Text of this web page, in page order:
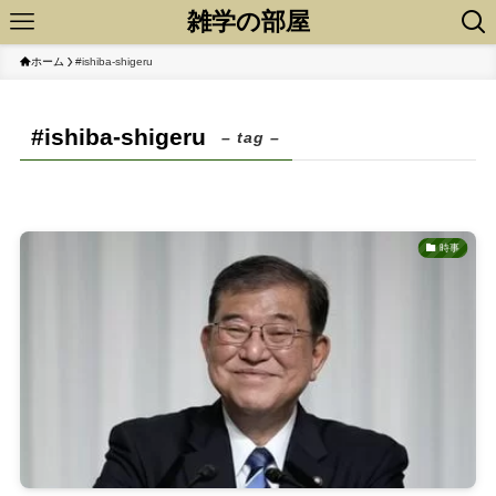
雑学の部屋
ホーム #ishiba-shigeru
#ishiba-shigeru – tag –
時事